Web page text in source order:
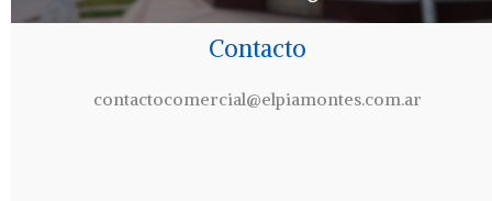
Contacto
contactocomercial@elpiamontes.com.ar